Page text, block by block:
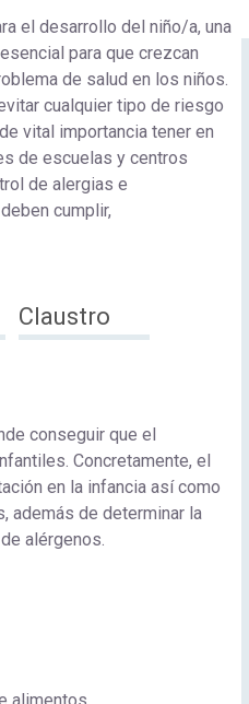
el desarrollo del niño/a, una
para que crezcan
de salud en los niños.
cualquier tipo de riesgo
vital importancia tener en
de escuelas y centros
de alergias e
cumplir,
conseguir que el
Concretamente, el
en la infancia así como
además de determinar la
alérgenos.
Claustro